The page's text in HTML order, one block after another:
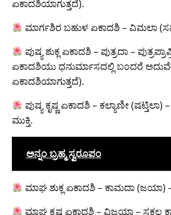
ಏಕಾದಶಿಯಾಗುತ್ತದೆ).
ಮಾರ್ಗಶಿರ ಬಹುಳ ಏಕಾದಶಿ – ವಿಮಲಾ
ಪುಷ್ಯ ಶುಕ್ಲ ಏಕಾದಶಿ – ಪುತ್ರದಾ –
ಏಕಾದಶಿಯು ಧನುರ್ಮಾಸದಲ್ಲಿ ಬಂದರೆ
ಏಕಾದಶಿಯಾಗುತ್ತದೆ).
ಪುಷ್ಯ ಕೃಷ್ಣ ಏಕಾದಶಿ – ಕಲ್ಯಾಣೀ
ಮುಕ್ತಿ.
ಅನ್ನಂ ಬ್ರಹ್ಮ ಸ್ವರೂಪಂ
ಮಾಘ ಶುಕ್ಲ ಏಕಾದಶಿ – ಕಾಮದಾ (ಜಯಾ)
ಮಾಘ ಕೃಷ್ಣ ಏಕಾದಶಿ – ವಿಜಯಾ –